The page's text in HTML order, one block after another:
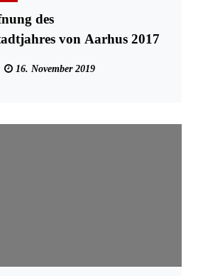
des
von Aarhus 2017
16. November 2019